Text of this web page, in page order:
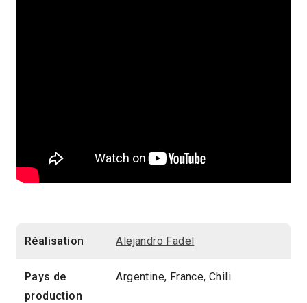
Réalisation Alejandro Fadel
Pays de
production
Argentine, France, Chili